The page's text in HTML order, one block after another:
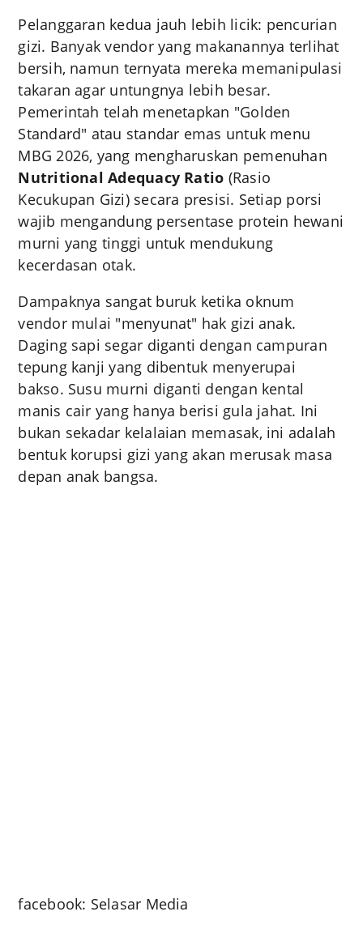
Pelanggaran kedua jauh lebih licik: pencurian
gizi. Banyak vendor yang makanannya terlihat
bersih, namun ternyata mereka memanipulasi
takaran agar untungnya lebih besar.
Pemerintah telah menetapkan "Golden
Standard" atau standar emas untuk menu
MBG 2026, yang mengharuskan pemenuhan
Nutritional Adequacy Ratio (Rasio
Kecukupan Gizi) secara presisi. Setiap porsi
wajib mengandung persentase protein hewani
murni yang tinggi untuk mendukung
kecerdasan otak.
Dampaknya sangat buruk ketika oknum
vendor mulai "menyunat" hak gizi anak.
Daging sapi segar diganti dengan campuran
tepung kanji yang dibentuk menyerupai
bakso. Susu murni diganti dengan kental
manis cair yang hanya berisi gula jahat. Ini
bukan sekadar kelalaian memasak, ini adalah
bentuk korupsi gizi yang akan merusak masa
depan anak bangsa.
facebook: Selasar Media